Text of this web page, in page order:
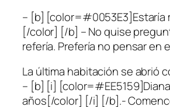
– [b] [color=#0053E3]Estaría
[/color] [/b] – No quise
refería. Prefería no pensar en
La última habitación se abrió
– [b] [i]
años[/color] [/i] [/b].-